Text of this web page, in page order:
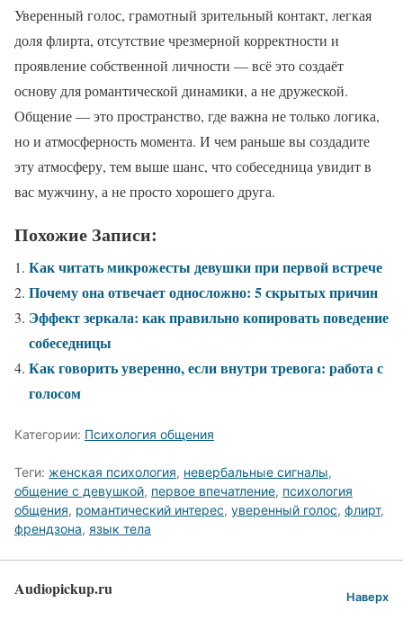
Уверенный голос, грамотный зрительный контакт, легкая
доля флирта, отсутствие чрезмерной корректности и
проявление собственной личности — всё это создаёт
основу для романтической динамики, а не дружеской.
Общение — это пространство, где важна не только логика,
но и атмосферность момента. И чем раньше вы создадите
эту атмосферу, тем выше шанс, что собеседница увидит в
вас мужчину, а не просто хорошего друга.
Похожие Записи:
Как читать микрожесты девушки при первой встрече
Почему она отвечает односложно: 5 скрытых причин
Эффект зеркала: как правильно копировать поведение
собеседницы
Как говорить уверенно, если внутри тревога: работа с
голосом
Категории: Психология общения
Теги: женская психология, невербальные сигналы,
общение с девушкой, первое впечатление, психология
общения, романтический интерес, уверенный голос, флирт,
френдзона, язык тела
Audiopickup.ru Наверх